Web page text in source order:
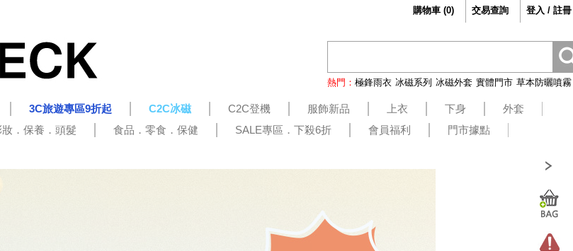
熱門： 極鋒雨衣 冰磁系列 冰磁外套 實體門市 草本防曬噴霧
3C旅遊專區9折起 C2C冰磁 C2C登機 服飾新品 上衣 下身
外套
妝．保養．頭髮 食品．零食．保健 SALE專區．下殺6折 會員福利
門市據點
購物車 (0) 交易查詢 登入 / 註冊